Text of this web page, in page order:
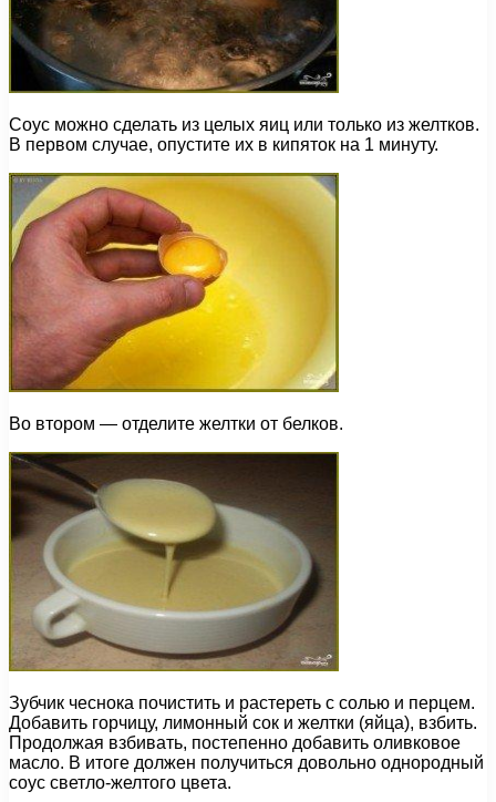
Соус можно сделать из целых яиц или только из желтков.
В первом случае, опустите их в кипяток на 1 минуту.
Во втором — отделите желтки от белков.
Зубчик чеснока почистить и растереть с солью и перцем.
Добавить горчицу, лимонный сок и желтки (яйца), взбить.
Продолжая взбивать, постепенно добавить оливковое
масло. В итоге должен получиться довольно однородный
соус светло-желтого цвета.